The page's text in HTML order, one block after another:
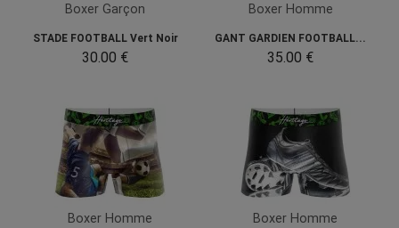
Boxer Garçon
STADE FOOTBALL Vert Noir
30.00 €
Boxer Homme
GANT GARDIEN FOOTBALL...
35.00 €
Boxer Homme Boxer Homme